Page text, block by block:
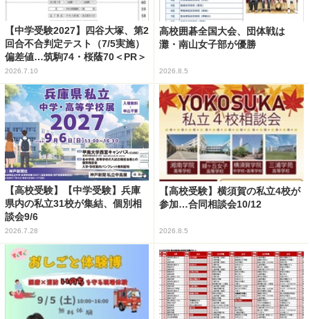
【中学受験2027】四谷大塚、第2
回合不合判定テスト（7/5実施）
偏差値…筑駒74・桜蔭70＜PR＞
2026.7.10
高校囲碁全国大会、団体戦は
灘・南山女子部が優勝
2026.8.5
【高校受験】【中学受験】兵庫
県内の私立31校が集結、個別相
談会9/6
2026.7.28
【高校受験】横須賀の私立4校が
参加…合同相談会10/12
2026.8.5